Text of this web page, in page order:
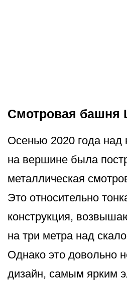
Смотровая башня
Осенью 2020 года над
на вершине была
металлическая
Это относительно
конструкция,
на три метра над
Однако это довольно
дизайн, самым ярким